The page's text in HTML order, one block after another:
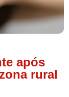
após
rural